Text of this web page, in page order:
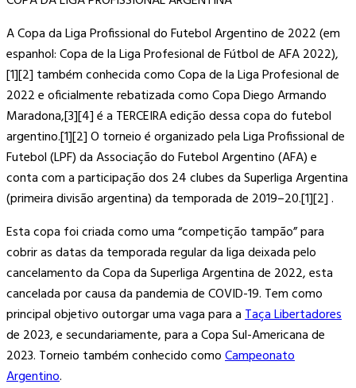
A Copa da Liga Profissional do Futebol Argentino de 2022 (em
espanhol: Copa de la Liga Profesional de Fútbol de AFA 2022),
[1][2] também conhecida como Copa de la Liga Profesional de
2022 e oficialmente rebatizada como Copa Diego Armando
Maradona,[3][4] é a TERCEIRA edição dessa copa do futebol
argentino.[1][2] O torneio é organizado pela Liga Profissional de
Futebol (LPF) da Associação do Futebol Argentino (AFA) e
conta com a participação dos 24 clubes da Superliga Argentina
(primeira divisão argentina) da temporada de 2019–20.[1][2] .
Esta copa foi criada como uma “competição tampão” para
cobrir as datas da temporada regular da liga deixada pelo
cancelamento da Copa da Superliga Argentina de 2022, esta
cancelada por causa da pandemia de COVID-19. Tem como
principal objetivo outorgar uma vaga para aTaça Libertadores
de 2023, e secundariamente, para a Copa Sul-Americana de
2023. Torneio também conhecido comoCampeonato
Argentino.